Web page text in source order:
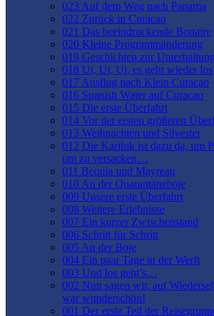
023 Auf dem Weg nach Panama
022 Zurück in Curacao
021 Das beeindruckende Bonaire
020 Kleine Programmänderung
019 Geschichten zur Unterhaltung
018 Ui, Ui, Ui, es geht wieder los
017 Ausflug nach Klein Curacao
016 Spanish Water auf Curacao
015 Die erste Überfahrt
014 Vor der ersten größeren
013 Weihnachten und Silvester
012 Die Karibik ist dazu da, um
um zu versacken…
011 Bequia und Mayreau
010 An der Quarantäneboje
009 Unsere erste Überfahrt
008 Weitere Erlebnisse
007 Ein kurzer Zwischenstand
006 Schritt für Schritt
005 An der Boje
004 Ein paar Tage in der Werft
003 Und los geht’s…
002 Nun sagen wir, auf
war wunderschön!
001 Der erste Teil der